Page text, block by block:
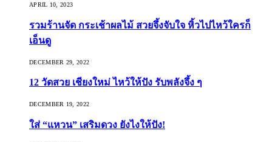
APRIL 10, 2023
รวมร้านจัด กระเช้าผลไม้ สวยจึ้งจับใจ หิ้วไปไหว้ใครก็
เอ็นดู
DECEMBER 29, 2022
12 วัดสวย เชียงใหม่ ไหว้ให้ปัง รับพลังจึ้ง ๆ
DECEMBER 19, 2022
ใส่ “แหวน” เสริมดวง ยังไงให้ปัง!